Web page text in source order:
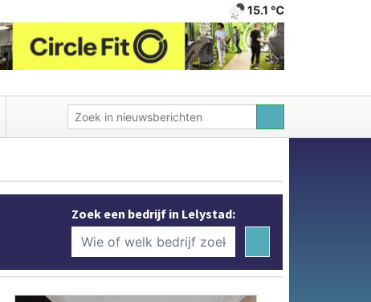
15.1 ℃
Zoek een bedrijf in Lelystad: